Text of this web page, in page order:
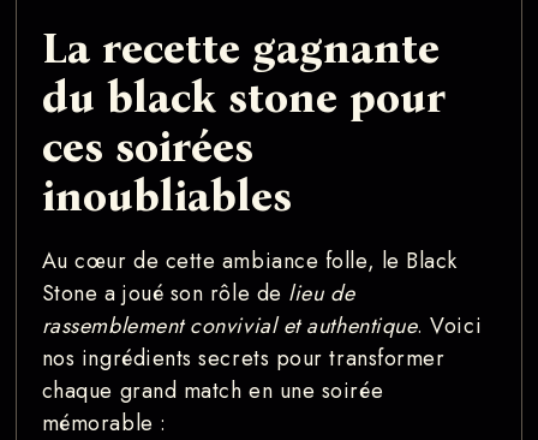
La recette gagnante
du black stone pour
ces soirées
inoubliables
Au cœur de cette ambiance folle, le Black
Stone a joué son rôle de lieu de
rassemblement convivial et authentique. Voici
nos ingrédients secrets pour transformer
chaque grand match en une soirée
mémorable :